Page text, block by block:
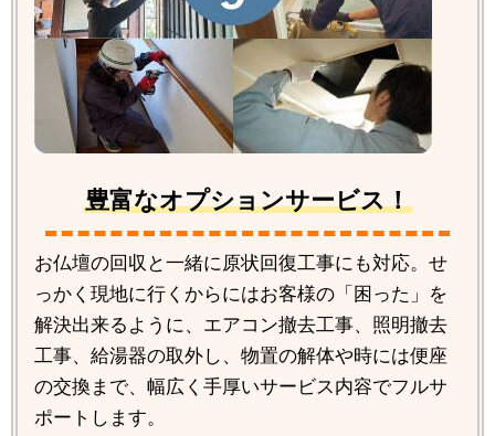
豊富なオプションサービス！
お仏壇の回収と一緒に原状回復工事にも対応。せ
っかく現地に行くからにはお客様の「困った」を
解決出来るように、エアコン撤去工事、照明撤去
工事、給湯器の取外し、物置の解体や時には便座
の交換まで、幅広く手厚いサービス内容でフルサ
ポートします。